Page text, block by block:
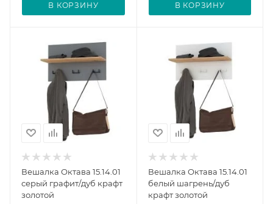
В КОРЗИНУ В КОРЗИНУ
Вешалка Октава 15.14.01
серый графит/дуб крафт
золотой
Вешалка Октава 15.14.01
белый шагрень/дуб
крафт золотой